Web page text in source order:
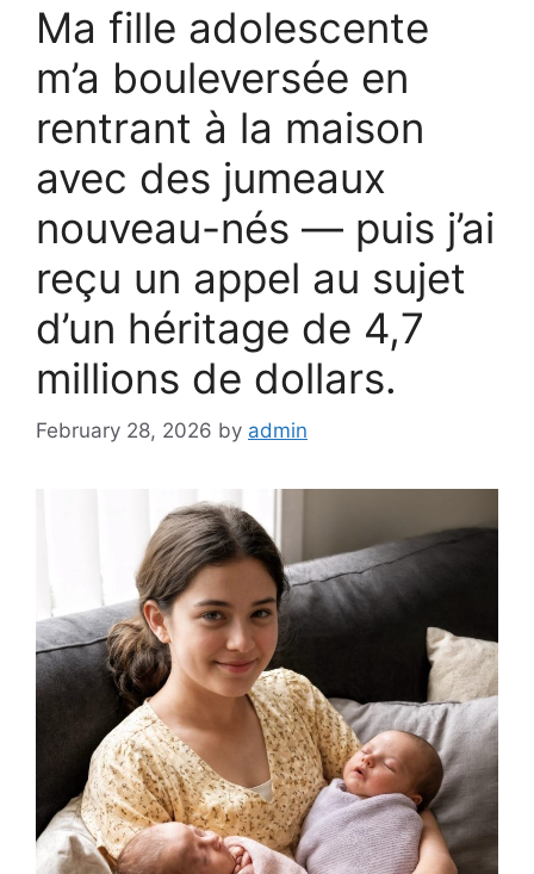
Ma fille adolescente
m’a bouleversée en
rentrant à la maison
avec des jumeaux
nouveau-nés — puis j’ai
reçu un appel au sujet
d’un héritage de 4,7
millions de dollars.
February 28, 2026 by admin